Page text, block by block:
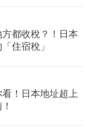
都收稅？！日本
住宿稅」
！日本地址超上